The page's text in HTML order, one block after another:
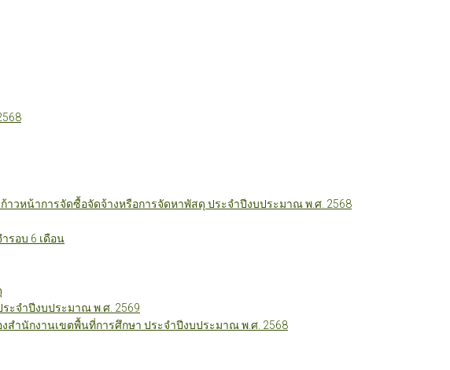
วหน้าการจัดซื้อจัดจ้างหรือการจัดหาพัสดุ ประจำปีงบประมาณ พ.ศ. 2568
รอบ 6 เดือน
ะจำปีงบประมาณ พ.ศ. 2569
ำนักงานเขตพื้นที่การศึกษา ประจำปีงบประมาณ พ.ศ. 2568